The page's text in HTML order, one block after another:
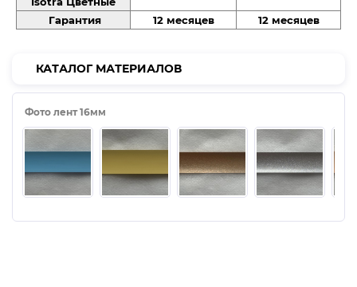
защиту от солнца, устойчивы к перепадам температур.
Перфорированные жалюзи– их особенность в
солнечный свет в комнате.
Жалюзи из дерева (бамбука)– экологичный вариант.
Как правильно сделать замеры?
Для начала решаем, какой вид крепежа нам необходим,
затем приступаем к замерам.
Гарантия 12 месяцев 12 месяцев
КАТАЛОГ МАТЕРИАЛОВ
Фото лент 16мм